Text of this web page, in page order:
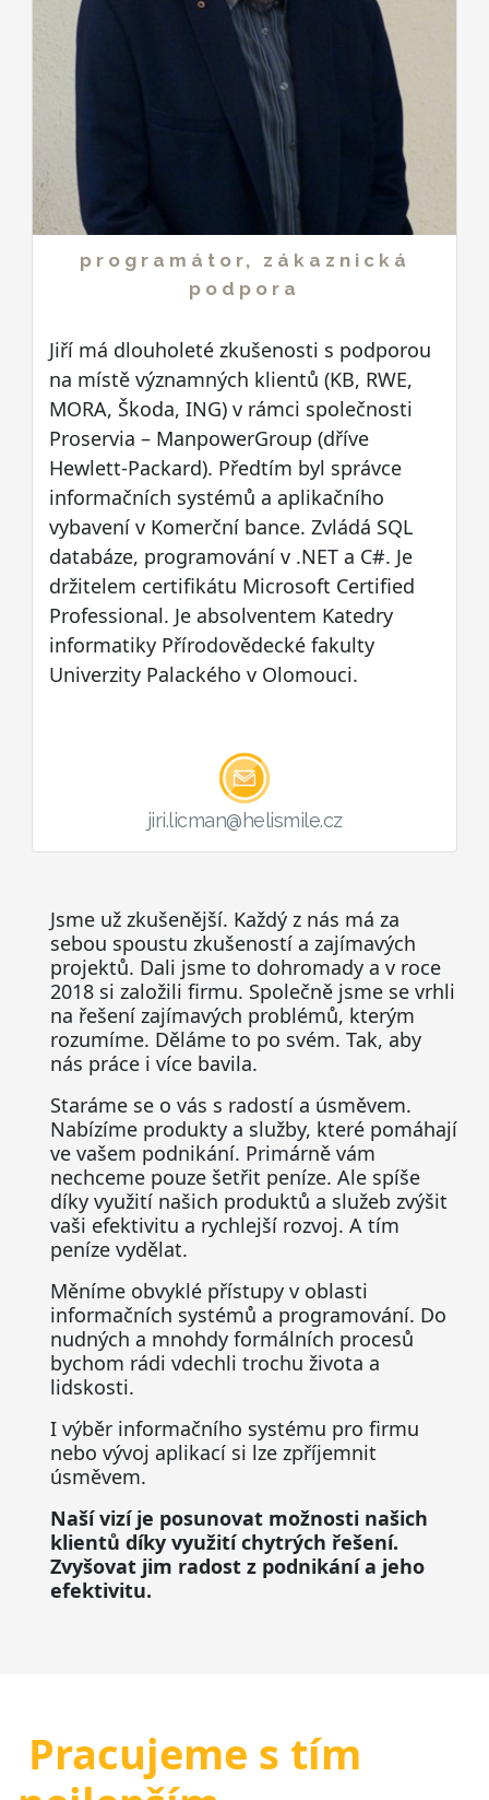
programátor, zákaznická
podpora
Jiří má dlouholeté zkušenosti s podporou
na místě významných klientů (KB, RWE,
MORA, Škoda, ING) v rámci společnosti
Proservia – ManpowerGroup (dříve
Hewlett-Packard). Předtím byl správce
informačních systémů a aplikačního
vybavení v Komerční bance. Zvládá SQL
databáze, programování v .NET a C#. Je
držitelem certifikátu Microsoft Certified
Professional. Je absolventem Katedry
informatiky Přírodovědecké fakulty
Univerzity Palackého v Olomouci.
jiri.licman@helismile.cz
Jsme už zkušenější. Každý z nás má za
sebou spoustu zkušeností a zajímavých
projektů. Dali jsme to dohromady a v roce
2018 si založili firmu. Společně jsme se vrhli
na řešení zajímavých problémů, kterým
rozumíme. Děláme to po svém. Tak, aby
nás práce i více bavila.
Staráme se o vás s radostí a úsměvem.
Nabízíme produkty a služby, které pomáhají
ve vašem podnikání. Primárně vám
nechceme pouze šetřit peníze. Ale spíše
díky využití našich produktů a služeb zvýšit
vaši efektivitu a rychlejší rozvoj. A tím
peníze vydělat.
Měníme obvyklé přístupy v oblasti
informačních systémů a programování. Do
nudných a mnohdy formálních procesů
bychom rádi vdechli trochu života a
lidskosti.
I výběr informačního systému pro firmu
nebo vývoj aplikací si lze zpříjemnit
úsměvem.
Naší vizí je posunovat možnosti našich
klientů díky využití chytrých řešení.
Zvyšovat jim radost z podnikání a jeho
efektivitu.
Pracujeme s tím